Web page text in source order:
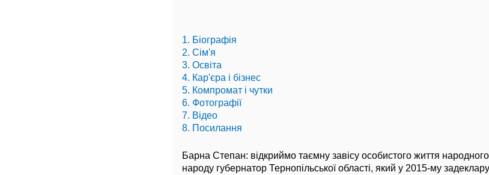
1. Біографія
2. Сім'я
3. Освіта
4. Кар'єра і бізнес
5. Компромат і чутки
6. Фотографії
7. Відео
8. Посилання
Барна Степан: відкриймо таємну завісу особистого життя
народу губернатор Тернопільської області, який у 2015-му